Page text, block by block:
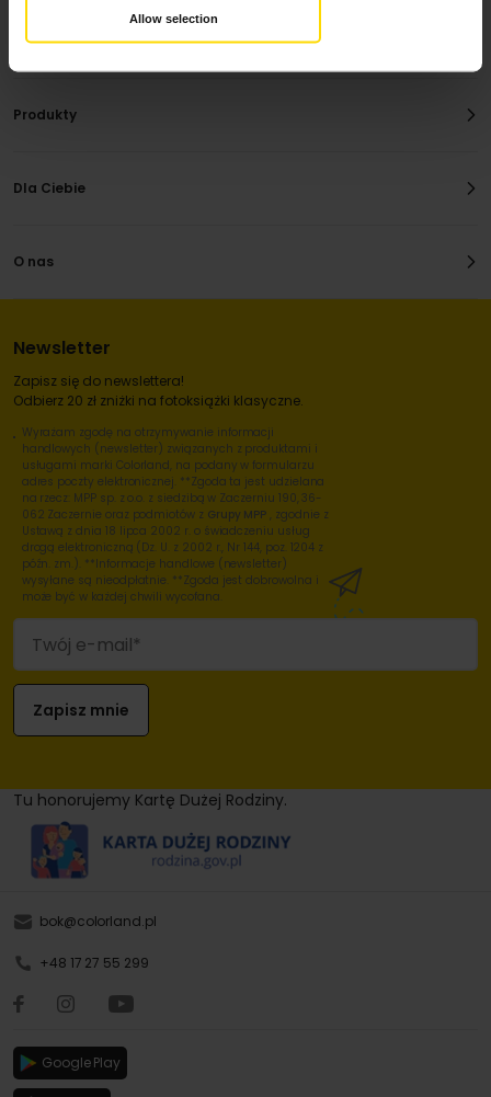
Allow selection
Produkty
Dla Ciebie
O nas
Newsletter
Zapisz się do newslettera!
Odbierz 20 zł zniżki na fotoksiążki klasyczne.
Wyrażam zgodę na otrzymywanie informacji
handlowych (newsletter) związanych z produktami i
usługami marki Colorland, na podany w formularzu
adres poczty elektronicznej. **Zgoda ta jest udzielana
na rzecz: MPP sp. z o.o. z siedzibą w Zaczerniu 190, 36-
062 Zaczernie oraz podmiotów z Grupy MPP , zgodnie z
Ustawą z dnia 18 lipca 2002 r. o świadczeniu usług
drogą elektroniczną (Dz. U. z 2002 r., Nr 144, poz. 1204 z
późn. zm.). **Informacje handlowe (newsletter)
wysyłane są nieodpłatnie. **Zgoda jest dobrowolna i
może być w każdej chwili wycofana.
Tu honorujemy Kartę Dużej Rodziny.
bok@colorland.pl
+48 17 27 55 299
Google Play